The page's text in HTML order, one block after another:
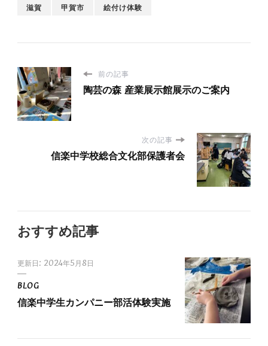
滋賀
甲賀市 絵付け体験
前の記事
陶芸の森 産業展示館展示のご案内
次の記事
信楽中学校総合文化部保護者会
おすすめ記事
更新日: 2024年5月8日
BLOG
信楽中学生カンパニー部活体験実施